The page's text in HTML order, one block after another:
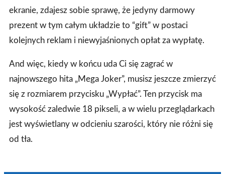
ekranie, zdajesz sobie sprawę, że jedyny darmowy
prezent w tym całym układzie to “gift” w postaci
kolejnych reklam i niewyjaśnionych opłat za wypłatę.
And więc, kiedy w końcu uda Ci się zagrać w
najnowszego hita „Mega Joker”, musisz jeszcze zmierzyć
się z rozmiarem przycisku „Wypłać”. Ten przycisk ma
wysokość zaledwie 18 pikseli, a w wielu przeglądarkach
jest wyświetlany w odcieniu szarości, który nie różni się
od tła.